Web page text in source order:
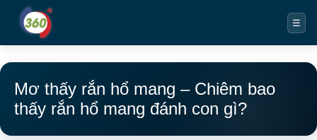
☰
Mơ thấy rắn hổ mang – Chiêm bao
thấy rắn hổ mang đánh con gì?